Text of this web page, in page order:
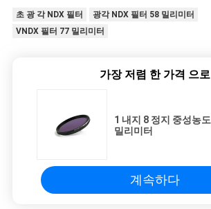
초 광 각 NDX 필터
광각 NDX 필터 58 밀리미터
VNDX 필터 77 밀리미터
가장 저렴 한 가격 으로
1 내지 8 정지 중성농도필터 변수 67
밀리미터
계속하다